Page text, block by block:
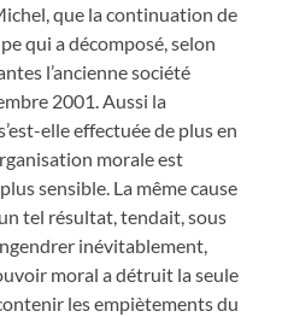
que la continuation de
qui a décomposé, selon
l’ancienne société
2001. Aussi la
elle effectuée de plus en
morale est
sensible. La même cause
tel résultat, tendait, sous
inévitablement,
moral a détruit la seule
les empiètements du